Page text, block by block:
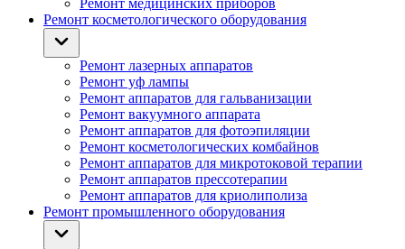
Ремонт медицинских приборов
Ремонт косметологического оборудования
Ремонт лазерных аппаратов
Ремонт уф лампы
Ремонт аппаратов для гальванизации
Ремонт вакуумного аппарата
Ремонт аппаратов для фотоэпиляции
Ремонт косметологических комбайнов
Ремонт аппаратов для микротоковой терапии
Ремонт аппаратов прессотерапии
Ремонт аппаратов для криолиполиза
Ремонт промышленного оборудования